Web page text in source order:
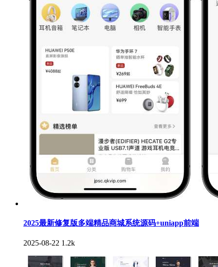
2025最新修复版多端精品商城系统源码+uniapp前端
2025-08-22 1.2k